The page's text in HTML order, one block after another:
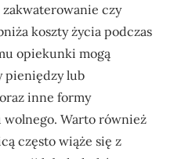
czy
koszty życia podczas
opiekunki mogą
pieniędzy lub
inne formy
wolnego. Warto również
często wiąże się z